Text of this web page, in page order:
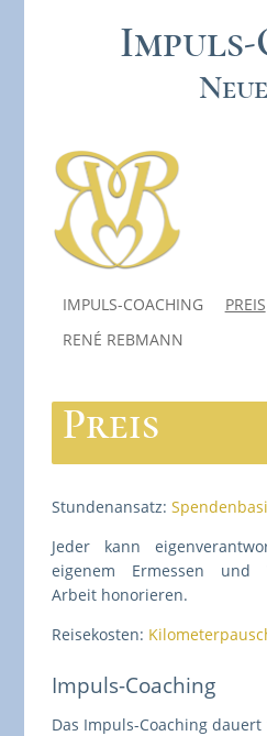
IMPULS-COACHING PREIS
RENÉ REBMANN
Preis
Stundenansatz:
Jeder kann
eigenem Ermessen und
Arbeit honorieren.
Reisekosten:
Impuls-Coaching
Das Impuls-Coaching